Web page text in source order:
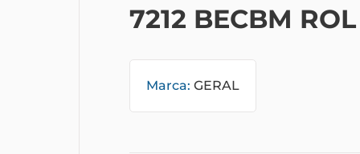
7212 BECBM
Marca: GERAL